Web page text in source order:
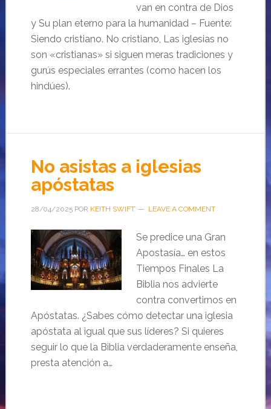
van en contra de Dios
y Su plan eterno para la humanidad – Fuente:
Siendo cristiano. No cristiano, Las iglesias no
son «cristianas» si siguen meras tradiciones y
gurús especiales errantes (como hacen los
hindúes).
No asistas a iglesias
apóstatas
28/04/2025POR KEITH SWIFT LEAVE A COMMENT
Se predice una Gran
Apostasía… en estos
Tiempos Finales La
Biblia nos advierte
contra convertirnos en
Apóstatas. ¿Sabes cómo detectar una iglesia
apóstata al igual que sus líderes? Si quieres
seguir lo que la Biblia verdaderamente enseña,
presta atención a…